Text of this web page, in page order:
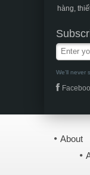
hàng,
We'll never
About